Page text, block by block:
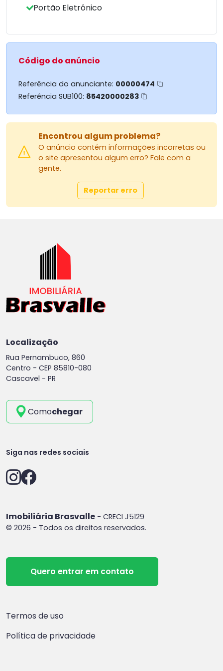
Portão Eletrônico
Código do anúncio
Referência do anunciante: 00000474
Referência SUB100: 85420000283
Encontrou algum problema?
O anúncio contém informações incorretas ou
o site apresentou algum erro? Fale com a
gente.
Reportar erro
Localização
Rua Pernambuco, 860
Centro - CEP 85810-080
Cascavel - PR
Comochegar
Siga nas redes sociais
Imobiliária Brasvalle - CRECI J5129
© 2026 - Todos os direitos reservados.
Quero entrar em contato
Termos de uso
Política de privacidade